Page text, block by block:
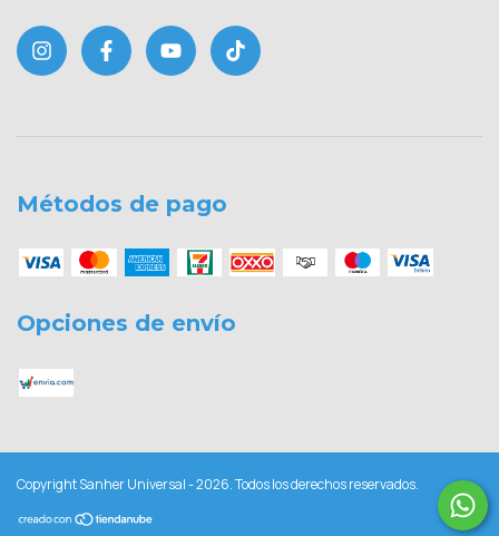
Métodos de pago
Opciones de envío
Copyright Sanher Universal - 2026. Todos los derechos reservados.